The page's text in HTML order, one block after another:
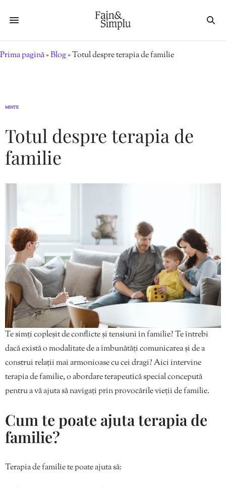
Prima pagină»Blog»Totul despre terapia de familie
MINTE
Totul despre terapia de
familie
Te simți copleșit de conflicte și tensiuni în familie? Te întrebi
dacă există o modalitate de a îmbunătăți comunicarea și de a
construi relații mai armonioase cu cei dragi? Aici intervine
terapia de familie, o abordare terapeutică special concepută
pentru a vă ajuta să navigați prin provocările vieții de familie.
Cum te poate ajuta terapia de
familie?
Terapia de familie te poate ajuta să: